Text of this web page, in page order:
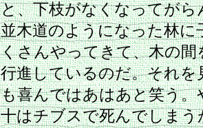
と、下枝がなくなってがら
並木道のようになった林に
くさんやってきて、木の間
行進しているのだ。それを
も喜んではあはあと笑う。
十はチブスで死んでしまう